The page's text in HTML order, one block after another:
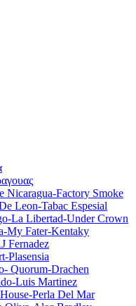
Nicaragua-Factory Smoke
Leon-Tabac Espesial
La Libertad-Under Crown
My Fater-Kentaky
Fernadez
Plasensia
Quorum-Drachen
Luis Martinez
Perla Del Mar